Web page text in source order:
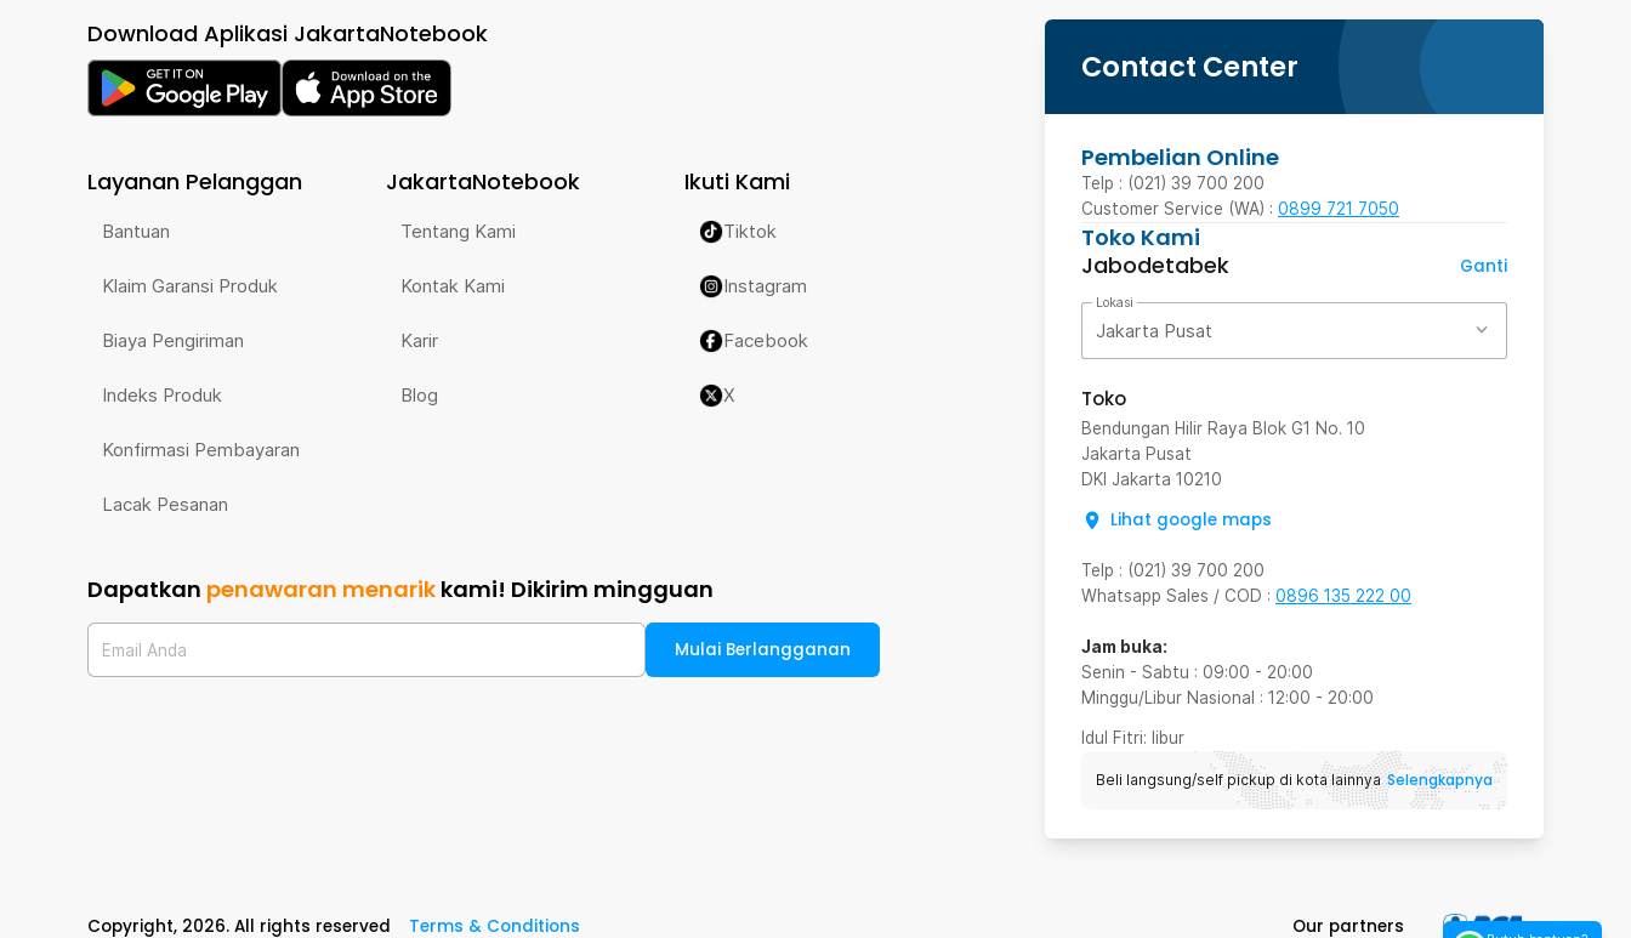
Contact Center
Pembelian Online
Telp : (021) 39 700 200
Customer Service (WA) : 0899 721 7050
Toko Kami
Jabodetabek
Ganti
Lokasi
Jakarta Pusat
Toko
Bendungan Hilir Raya Blok G1 No. 10
Jakarta Pusat
DKI Jakarta 10210
Lihat google maps
Telp : (021) 39 700 200
Whatsapp Sales / COD : 0896 135 222 00
Jam buka:
Senin - Sabtu : 09:00 - 20:00
Minggu/Libur Nasional : 12:00 - 20:00
Idul Fitri: libur
Beli langsung/self pickup di kota lainnya Selengkapnya
Download Aplikasi JakartaNotebook
Layanan Pelanggan
Bantuan
Klaim Garansi Produk
Biaya Pengiriman
Indeks Produk
Konfirmasi Pembayaran
Lacak Pesanan
JakartaNotebook
Tentang Kami
Kontak Kami
Karir
Blog
Ikuti Kami
Tiktok
Instagram
Facebook
X
Dapatkan penawaran menarik kami! Dikirim mingguan
Email Anda Mulai Berlangganan
Copyright, 2026. All rights reserved Terms & Conditions Our partners